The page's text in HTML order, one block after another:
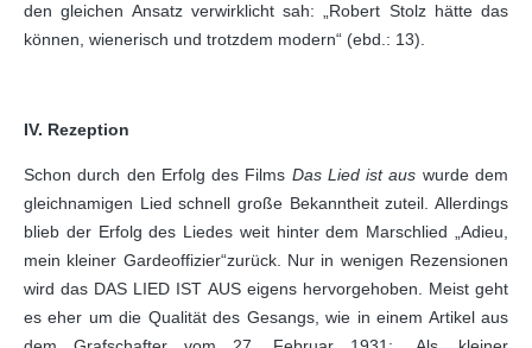
den gleichen Ansatz verwirklicht sah: „Robert Stolz hätte das
können, wienerisch und trotzdem modern“ (ebd.: 13).
IV. Rezeption
Schon durch den Erfolg des Films Das Lied ist aus wurde dem
gleichnamigen Lied schnell große Bekanntheit zuteil. Allerdings
blieb der Erfolg des Liedes weit hinter dem Marschlied „Adieu,
mein kleiner Gardeoffizier“zurück. Nur in wenigen Rezensionen
wird das DAS LIED IST AUS eigens hervorgehoben. Meist geht
es eher um die Qualität des Gesangs, wie in einem Artikel aus